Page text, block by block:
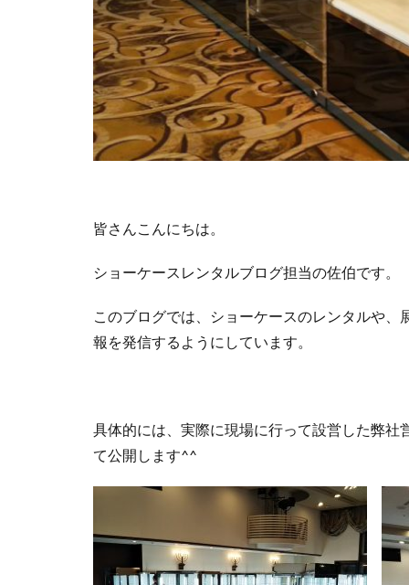
皆さんこんにちは。
ショーケースレンタルブログ担当の佐伯です。
このブログでは、ショーケースのレンタルや
報を発信するようにしています。
具体的には、実際に現場に行って設営した弊
て公開します^^